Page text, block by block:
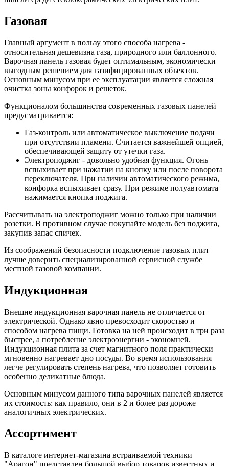
Газовая
Главный аргумент в пользу этого способа нагрева -
относительная дешевизна газа, природного или баллонного.
Варочная панель газовая будет оптимальным, экономически
выгодным решением для газифицированных объектов.
Основным минусом при ее эксплуатации является сложная
очистка зоны конфорок и решеток.
Функционалом большинства современных газовых панелей
предусматривается:
Газ-контроль или автоматическое выключение подачи
при отсутствии пламени. Считается важнейшей опцией,
обеспечивающей защиту от утечки газа.
Электроподжиг - довольно удобная функция. Огонь
вспыхивает при нажатии на кнопку или после поворота
переключателя. При наличии автоматического режима,
конфорка вспыхивает сразу. При режиме полуавтомата
нажимается кнопка поджига.
Рассчитывать на электроподжиг можно только при наличии
розетки. В противном случае покупайте модель без поджига,
закупив запас спичек.
Из соображений безопасности подключение газовых плит
лучше доверить специализированной сервисной службе
местной газовой компании.
Индукционная
Внешне индукционная варочная панель не отличается от
электрической. Однако явно превосходит скоростью и
способом нагрева пищи. Готовка на ней происходит в три раза
быстрее, а потребление электроэнергии - экономней.
Индукционная плита за счет магнитного поля практически
мгновенно нагревает дно посуды. Во время использования
легче регулировать степень нагрева, что позволяет готовить
особенно деликатные блюда.
Основным минусом данного типа варочных панелей является
их стоимость: как правило, они в 2 и более раз дороже
аналогичных электрических.
Ассортимент
В каталоге интернет-магазина встраиваемой техники